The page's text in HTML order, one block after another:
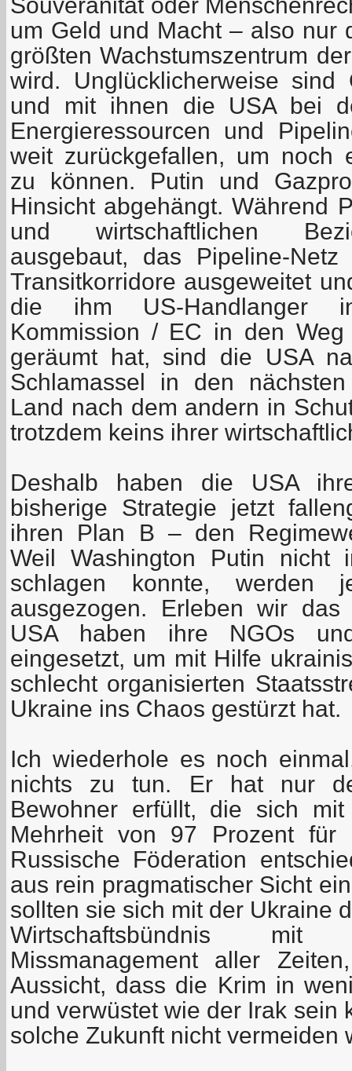
um Geld und Macht – also nur
größten Wachstumszentrum
wird. Unglücklicherweise sind
und mit ihnen die USA bei
Energieressourcen und
weit zurückgefallen, um noch
zu können. Putin und
Hinsicht abgehängt. Während
und wirtschaftlichen
ausgebaut, das Pipeline-
Transitkorridore ausgeweitet
die ihm US-Handlanger
Kommission / EC in den
geräumt hat, sind die USA
Schlamassel in den
Land nach dem andern in
trotzdem keins ihrer
Deshalb haben die USA
bisherige Strategie jetzt
ihren Plan B – den
Weil Washington Putin nicht
schlagen konnte, werden
ausgezogen. Erleben wir
USA haben ihre NGOs
eingesetzt, um mit Hilfe
schlecht organisierten
Ukraine ins Chaos gestürzt hat.
Ich wiederhole es noch
nichts zu tun. Er hat nur
Bewohner erfüllt, die sich mit
Mehrheit von 97 Prozent für
Russische Föderation
aus rein pragmatischer Sicht
sollten sie sich mit der Ukraine
Wirtschaftsbündnis mit
Missmanagement aller
Aussicht, dass die Krim in
und verwüstet wie der Irak sein
solche Zukunft nicht vermeiden